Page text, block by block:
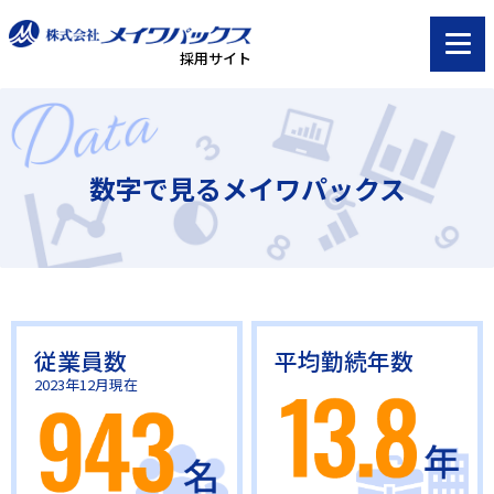
採用サイト
数字で見るメイワパックス
従業員数
2023年12月現在
平均勤続年数